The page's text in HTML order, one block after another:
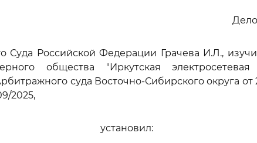
Суда Российской Федерации Грачева И.Л.,
общества "Иркутская
суда Восточно-Сибирского округа от
2025,
установил: